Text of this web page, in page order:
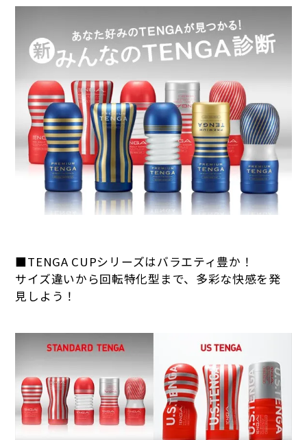
■TENGA CUPシリーズはバラエティ豊か！
サイズ違いから回転特化型まで、多彩な快感を発
見しよう！